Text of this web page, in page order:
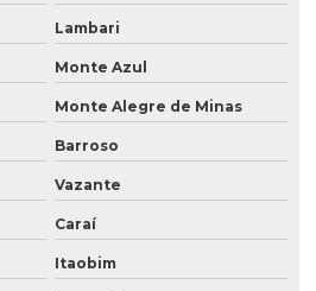
Lambari
Monte Azul
Monte Alegre de Minas
Barroso
Vazante
Caraí
Itaobim